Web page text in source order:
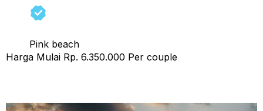
Pink beach
Harga Mulai Rp. 6.350.000 Per couple